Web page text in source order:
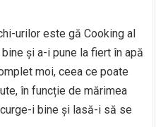
urilor este gă Cooking al
și a-i pune la fiert în apă
moi, ceea ce poate
în funcție de mărimea
i bine și lasă-i să se